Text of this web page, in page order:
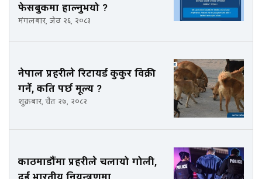
फेसबुकमा हाल्नुभयो ?
मंगलबार, जेठ २६, २०८३
नेपाल प्रहरीले रिटायर्ड कुकुर विक्री
गर्ने, कति पर्छ मूल्य ?
शुक्रबार, चैत २७, २०८२
काठमाडौंमा प्रहरीले चलायो गोली,